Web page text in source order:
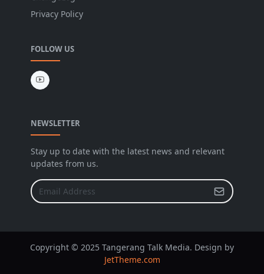
Privacy Policy
FOLLOW US
NEWSLETTER
Stay up to date with the latest news and relevant
updates from us.
Copyright © 2025 Tangerang Talk Media. Design by
JetTheme.com